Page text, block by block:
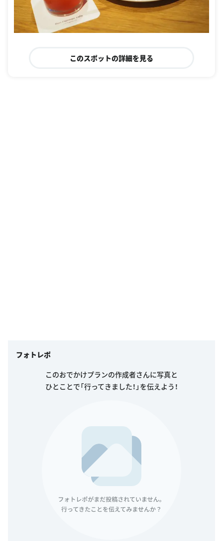
このスポットの詳細を見る
フォトレポ
このおでかけプランの作成者さんに写真と
ひとことで「行ってきました！」を伝えよう！